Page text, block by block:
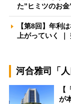
た”ヒミツのお
【第8回】年利
上がっていく
河合雅司「
が